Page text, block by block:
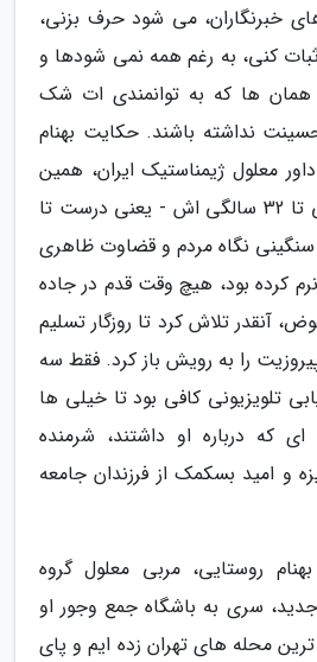
خبرنگاران، می شود حرف بزنی،
کنی، به رغم همه نمی شودها و
همان ها که به توانمندی ات شک
نداشته باشند. حکایت بهنام
معلول ژیمناستیک ایران، همین
است. او که از 7 سالگی تا 32 سالگی اش - یعنی درست تا
نگاه مردم و قضاوت ظاهری
کرده بود، هیچ وقت قدم در جاده
آنقدر تلاش کرد تا روزگار تسلیم
را به رویش باز کرد. فقط سه
تلویزیونی کافی بود تا خیلی ها
که درباره او داشتند، شرمنده
و امید بسکمک از فرزندان جامعه
روستایی، مربی معلول گروه
جدید، سری به باشگاه جمع وجور او
محله های تهران زده ایم و پای